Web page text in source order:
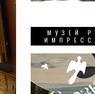
МУЗЕЙ